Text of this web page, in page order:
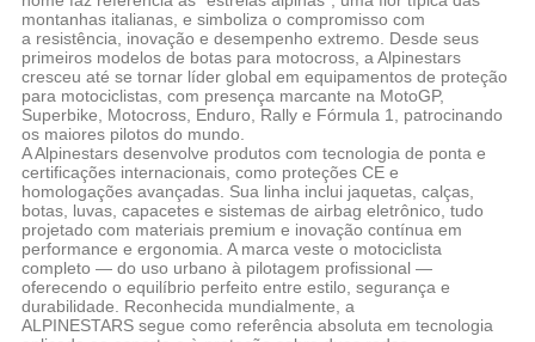
montanhas italianas, e simboliza o compromisso com
a resistência, inovação e desempenho extremo. Desde seus
primeiros modelos de botas para motocross, a Alpinestars
cresceu até se tornar líder global em equipamentos de proteção
para motociclistas, com presença marcante na MotoGP,
Superbike, Motocross, Enduro, Rally e Fórmula 1, patrocinando
os maiores pilotos do mundo.
A Alpinestars desenvolve produtos com tecnologia de ponta e
certificações internacionais, como proteções CE e
homologações avançadas. Sua linha inclui jaquetas, calças,
botas, luvas, capacetes e sistemas de airbag eletrônico, tudo
projetado com materiais premium e inovação contínua em
performance e ergonomia. A marca veste o motociclista
completo — do uso urbano à pilotagem profissional —
oferecendo o equilíbrio perfeito entre estilo, segurança e
durabilidade. Reconhecida mundialmente, a
ALPINESTARSsegue como referência absoluta em tecnologia